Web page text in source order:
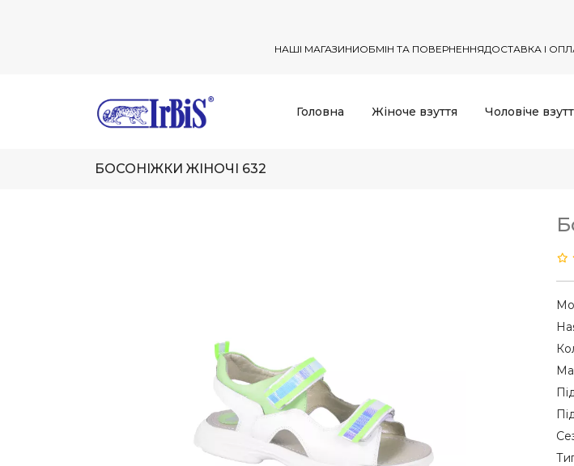
НАШІ МАГАЗИНИОБМІН ТА ПОВЕРНЕННЯДОСТАВКА І
Головна Жіноче взуття Чоловіче
БОСОНІЖКИ ЖІНОЧІ 632